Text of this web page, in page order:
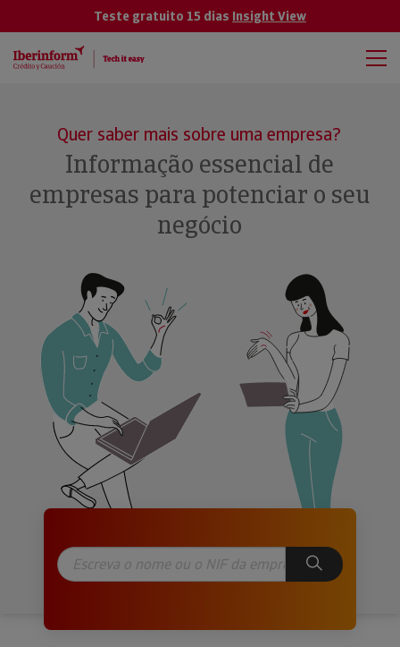
Teste gratuito 15 dias Insight View
Quer saber mais sobre uma empresa?
Informação essencial de
empresas para potenciar o seu
negócio